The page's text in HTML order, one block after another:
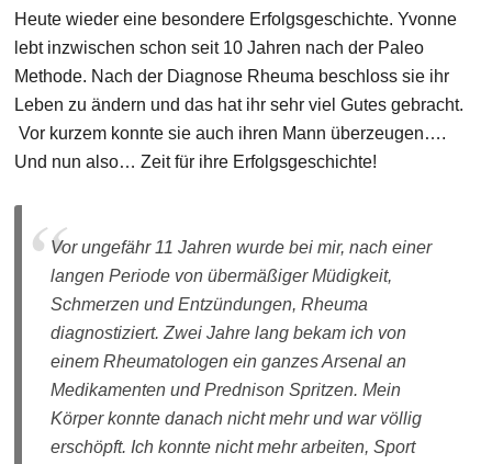
Heute wieder eine besondere Erfolgsgeschichte. Yvonne
lebt inzwischen schon seit 10 Jahren nach der Paleo
Methode. Nach der Diagnose Rheuma beschloss sie ihr
Leben zu ändern und das hat ihr sehr viel Gutes gebracht.
Vor kurzem konnte sie auch ihren Mann überzeugen….
Und nun also… Zeit für ihre Erfolgsgeschichte!
Vor ungefähr 11 Jahren wurde bei mir, nach einer
langen Periode von übermäßiger Müdigkeit,
Schmerzen und Entzündungen, Rheuma
diagnostiziert. Zwei Jahre lang bekam ich von
einem Rheumatologen ein ganzes Arsenal an
Medikamenten und Prednison Spritzen. Mein
Körper konnte danach nicht mehr und war völlig
erschöpft. Ich konnte nicht mehr arbeiten, Sport